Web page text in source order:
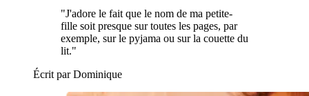
"J'adore le fait que le nom de ma petite-
fille soit presque sur toutes les pages, par
exemple, sur le pyjama ou sur la couette du
lit."
Écrit par Dominique